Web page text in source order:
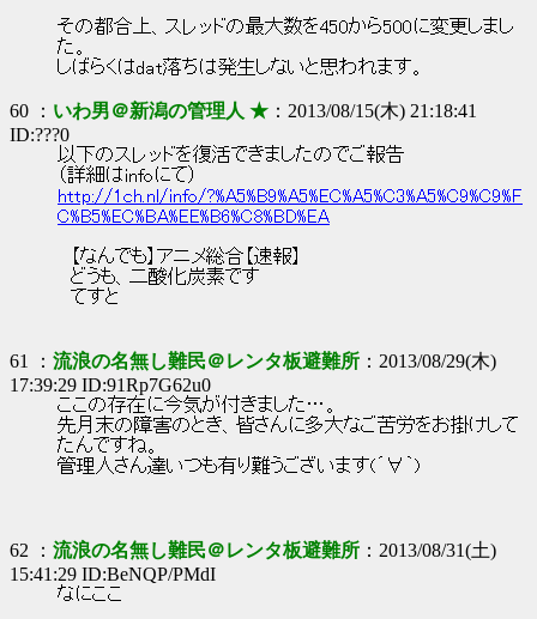
その都合上、スレッドの最大数を450から500に変更しまし
た。
しばらくはdat落ちは発生しないと思われます。
60 ： いわ男＠新潟の管理人 ★ ：2013/08/15(木) 21:18:41
ID:???0
以下のスレッドを復活できましたのでご報告
（詳細はinfoにて）
http://1ch.nl/info/?%A5%B9%A5%EC%A5%C3%A5%C9%C9%F
C%B5%EC%BA%EE%B6%C8%BD%EA
【なんでも】アニメ総合【速報】
どうも、二酸化炭素です
てすと
61 ： 流浪の名無し難民＠レンタ板避難所 ：2013/08/29(木)
17:39:29 ID:91Rp7G62u0
ここの存在に今気が付きました…。
先月末の障害のとき、皆さんに多大なご苦労をお掛けして
たんですね。
管理人さん達いつも有り難うございます(´∀｀)
62 ： 流浪の名無し難民＠レンタ板避難所 ：2013/08/31(土)
15:41:29 ID:BeNQP/PMdI
なにここ